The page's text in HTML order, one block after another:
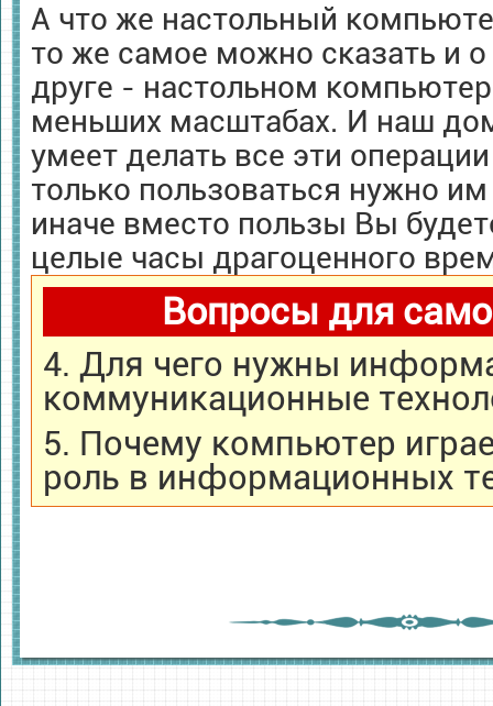
А что же настольный
то же самое можно сказать и
друге - настольном
меньших масштабах. И наш
умеет делать все эти
только пользоваться нужно
иначе вместо пользы Вы
целые часы драгоценного
Вопросы для
4. Для чего нужны
коммуникационные
5. Почему компьютер
роль в информационных